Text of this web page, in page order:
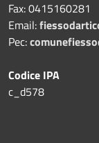
Fax:0415160281
Email:
Pec:
Codice IPA
c_d578